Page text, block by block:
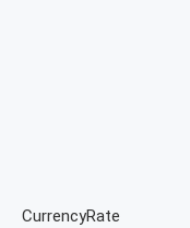
CurrencyRate